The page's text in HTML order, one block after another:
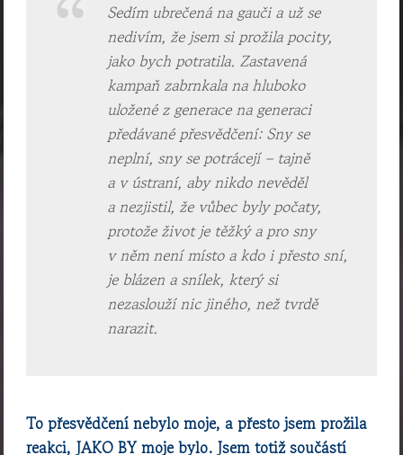
Sedím ubrečená na gauči a už se
nedivím, že jsem si prožila pocity,
jako bych potratila. Zastavená
kampaň zabrnkala na hluboko
uložené z generace na generaci
předávané přesvědčení: Sny se
neplní, sny se potrácejí – tajně
a v ústraní, aby nikdo nevěděl
a nezjistil, že vůbec byly počaty,
protože život je těžký a pro sny
v něm není místo a kdo i přesto sní,
je blázen a snílek, který si
nezaslouží nic jiného, než tvrdě
narazit.
To přesvědčení nebylo moje, a přesto jsem prožila
reakci, JAKO BY moje bylo. Jsem totiž součástí